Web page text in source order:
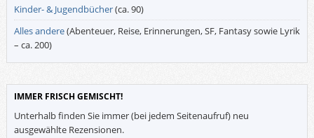
Kinder- & Jugendbücher(ca. 90)
Alles andere(Abenteuer, Reise, Erinnerungen, SF, Fantasy sowie Lyrik
– ca. 200)
IMMER FRISCH GEMISCHT!
Unterhalb finden Sie immer (bei jedem Seitenaufruf) neu
ausgewählte Rezensionen.